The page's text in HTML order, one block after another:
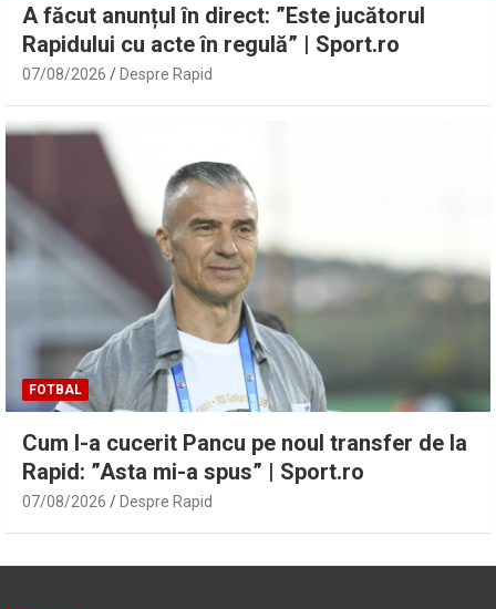
A făcut anunțul în direct: ”Este jucătorul
Rapidului cu acte în regulă” | Sport.ro
07/08/2026 Despre Rapid
FOTBAL
Cum l-a cucerit Pancu pe noul transfer de la
Rapid: ”Asta mi-a spus” | Sport.ro
07/08/2026 Despre Rapid